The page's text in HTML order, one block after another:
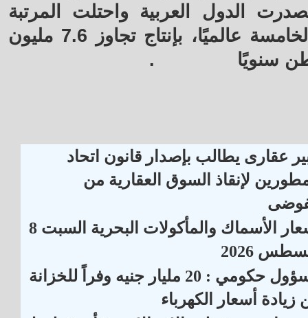
الدول العربية واحتلت المرتبة
الخامسة عالميًا، بإنتاج تجاوز 7.6 مليون
سنويًا
.
عقارى يطالب بإصدار قانون اتحاد
لإنقاذ السوق العقارية من
أسعار الأسماك والمأكولات البحرية السبت 8
2026
مسؤول حكومي : 20 مليار جنيه وفراً للخزانة
زيادة أسعار الكهرباء